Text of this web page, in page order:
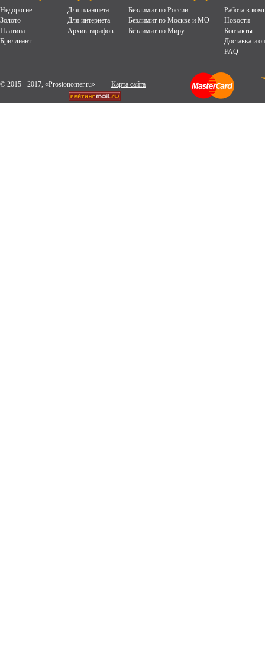
Недорогие
Золото
Платина
Бриллиант
Для планшета
Для интернета
Архив тарифов
Безлимит по России
Безлимит по Москве и МО
Безлимит по Миру
Работа в
Новости
Контакты
Доставка и
FAQ
© 2015 - 2017, «Prostonomer.ru» Карта сайта